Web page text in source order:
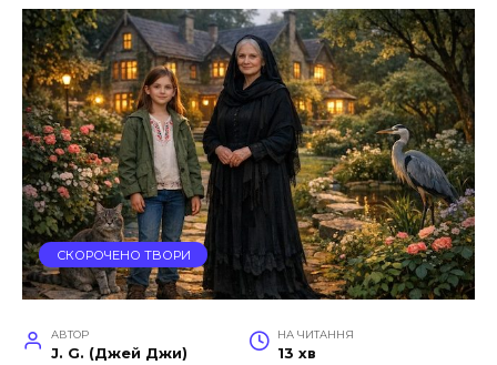
СКОРОЧЕНО ТВОРИ
АВТОР
J. G. (Джей Джи)
НА ЧИТАННЯ
13 хв